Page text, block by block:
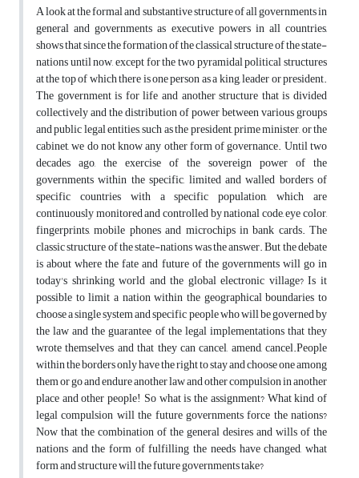
A look at the formal and substantive structure of all governments in
general and governments as executive powers in all countries,
shows that since the formation of the classical structure of the state-
nations until now, except for the two pyramidal political structures
at the top of which there is one person as a king, leader or president.
The government is for life and another structure that is divided
collectively and the distribution of power between various groups
and public legal entities, such as the president, prime minister, or the
cabinet, we do not know any other form of governance. Until two
decades ago, the exercise of the sovereign power of the
governments within the specific, limited and walled borders of
specific countries with a specific population, which are
continuously monitored and controlled by national code, eye color,
fingerprints, mobile phones and microchips in bank cards. The
classic structure of the state-nations was the answer. But the debate
is about where the fate and future of the governments will go in
today's shrinking world and the global electronic village? Is it
possible to limit a nation within the geographical boundaries to
choose a single system and specific people who will be governed by
the law and the guarantee of the legal implementations that they
wrote themselves and that they can cancel, amend, cancel.People
within the borders only have the right to stay and choose one among
them or go and endure another law and other compulsion in another
place and other people! So what is the assignment? What kind of
legal compulsion will the future governments force the nations?
Now that the combination of the general desires and wills of the
nations and the form of fulfilling the needs have changed, what
form and structure will the future governments take?